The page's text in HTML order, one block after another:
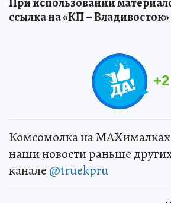
ссылка на «КП –
+2
Комсомолка на MAXималках
наши новости раньше
канале @truekpru